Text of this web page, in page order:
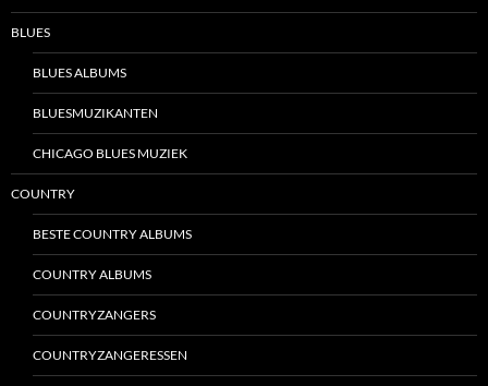
BLUES
BLUES ALBUMS
BLUESMUZIKANTEN
CHICAGO BLUES MUZIEK
COUNTRY
BESTE COUNTRY ALBUMS
COUNTRY ALBUMS
COUNTRYZANGERS
COUNTRYZANGERESSEN